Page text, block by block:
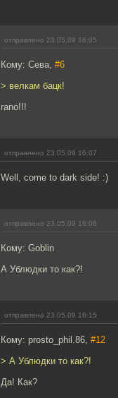
отправлено 23.05.09 16:05
Кому: Сева, #6
> велкам бацк!
rano!!!
отправлено 23.05.09 16:07
Well, come to dark side! :)
отправлено 23.05.09 16:08
Кому: Goblin
А Ублюдки то как?!
отправлено 23.05.09 16:15
Кому: prosto_phil.86, #12
> А Ублюдки то как?!
Да! Как?